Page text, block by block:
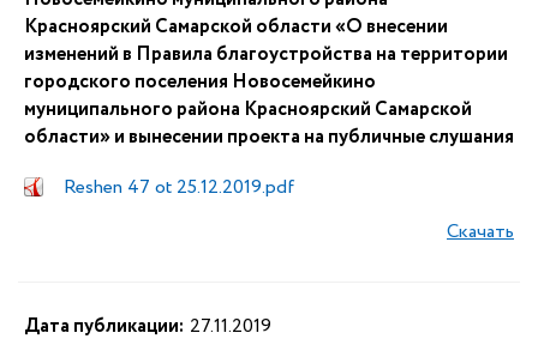
Красноярский Самарской области «О внесении
изменений в Правила благоустройства на территории
городского поселения Новосемейкино
муниципального района Красноярский Самарской
области» и вынесении проекта на публичные слушания
Reshen 47 ot 25.12.2019.pdf
Скачать
Дата публикации: 27.11.2019